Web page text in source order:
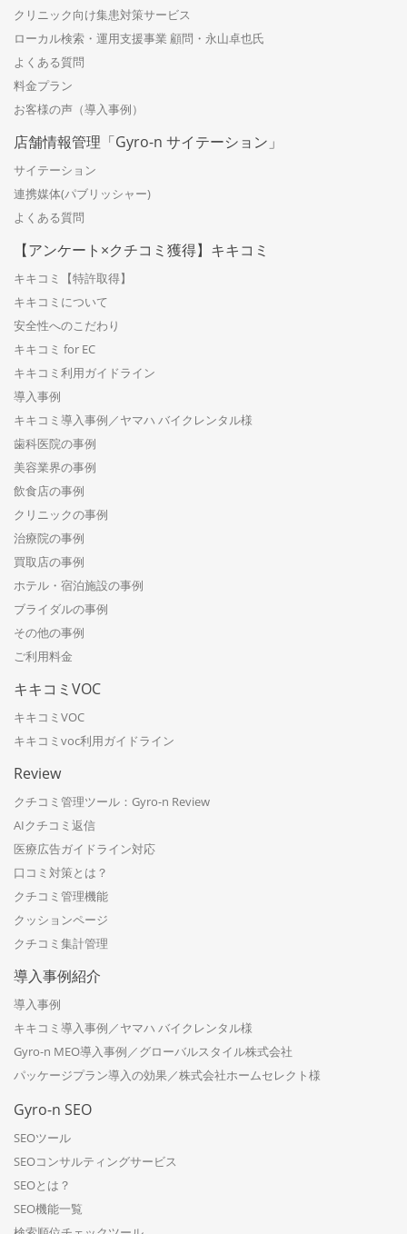
クリニック向け集患対策サービス
ローカル検索・運用支援事業 顧問・永山卓也氏
よくある質問
料金プラン
お客様の声（導入事例）
店舗情報管理「Gyro-n サイテーション」
サイテーション
連携媒体(パブリッシャー)
よくある質問
【アンケート×クチコミ獲得】キキコミ
キキコミ【特許取得】
キキコミについて
安全性へのこだわり
キキコミ for EC
キキコミ利用ガイドライン
導入事例
キキコミ導入事例／ヤマハ バイクレンタル様
歯科医院の事例
美容業界の事例
飲食店の事例
クリニックの事例
治療院の事例
買取店の事例
ホテル・宿泊施設の事例
ブライダルの事例
その他の事例
ご利用料金
キキコミVOC
キキコミVOC
キキコミvoc利用ガイドライン
Review
クチコミ管理ツール：Gyro-n Review
AIクチコミ返信
医療広告ガイドライン対応
口コミ対策とは？
クチコミ管理機能
クッションページ
クチコミ集計管理
導入事例紹介
導入事例
キキコミ導入事例／ヤマハ バイクレンタル様
Gyro-n MEO導入事例／グローバルスタイル株式会社
パッケージプラン導入の効果／株式会社ホームセレクト様
Gyro-n SEO
SEOツール
SEOコンサルティングサービス
SEOとは？
SEO機能一覧